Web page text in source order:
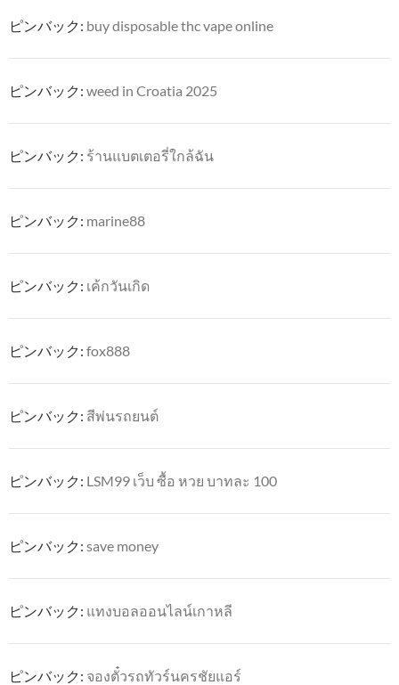
ピンバック: buy disposable thc vape online
ピンバック: weed in Croatia 2025
ピンバック: ร้านแบตเตอรี่ใกล้ฉัน
ピンバック: marine88
ピンバック: เค้กวันเกิด
ピンバック: fox888
ピンバック: สีพ่นรถยนต์
ピンバック: LSM99 เว็บ ซื้อ หวย บาทละ 100
ピンバック: save money
ピンバック: แทงบอลออนไลน์เกาหลี
ピンバック: จองตั๋วรถทัวร์นครชัยแอร์